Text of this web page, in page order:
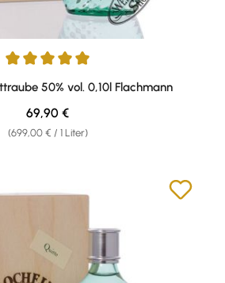
von 5 von 5 Sternen
50% vol. 0,10l Flachmann
(699,00 € / 1 Liter)
Regulärer Preis:
69,90 €